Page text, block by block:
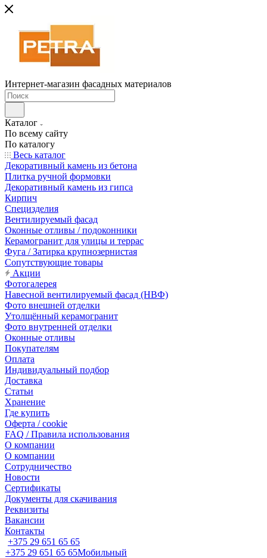
Интернет-магазин фасадных материалов
Каталог
По всему сайту
По каталогу
Весь каталог
Декоративный камень из бетона
Плитка ручной формовки
Декоративный камень из гипса
Кирпич
Специзделия
Вентилируемый фасад
Оконные отливы / подоконники
Керамогранит для улицы и террас
Фуга / Затирка крупнозернистая
Сопутствующие товары
Акции
Фотогалерея
Навесной вентилируемый фасад (НВФ)
Фото внешней отделки
Утолщённый керамогранит
Фото внутренней отделки
Оконные отливы
Покупателям
Оплата
Индивидуальный подбор
Доставка
Статьи
Хранение
Где купить
Оферта / cookie
FAQ / Правила использования
О компании
О компании
Сотрудничество
Новости
Сертификаты
Документы для скачивания
Реквизиты
Вакансии
Контакты
+375 29 651 65 65
+375 29 651 65 65Мобильный